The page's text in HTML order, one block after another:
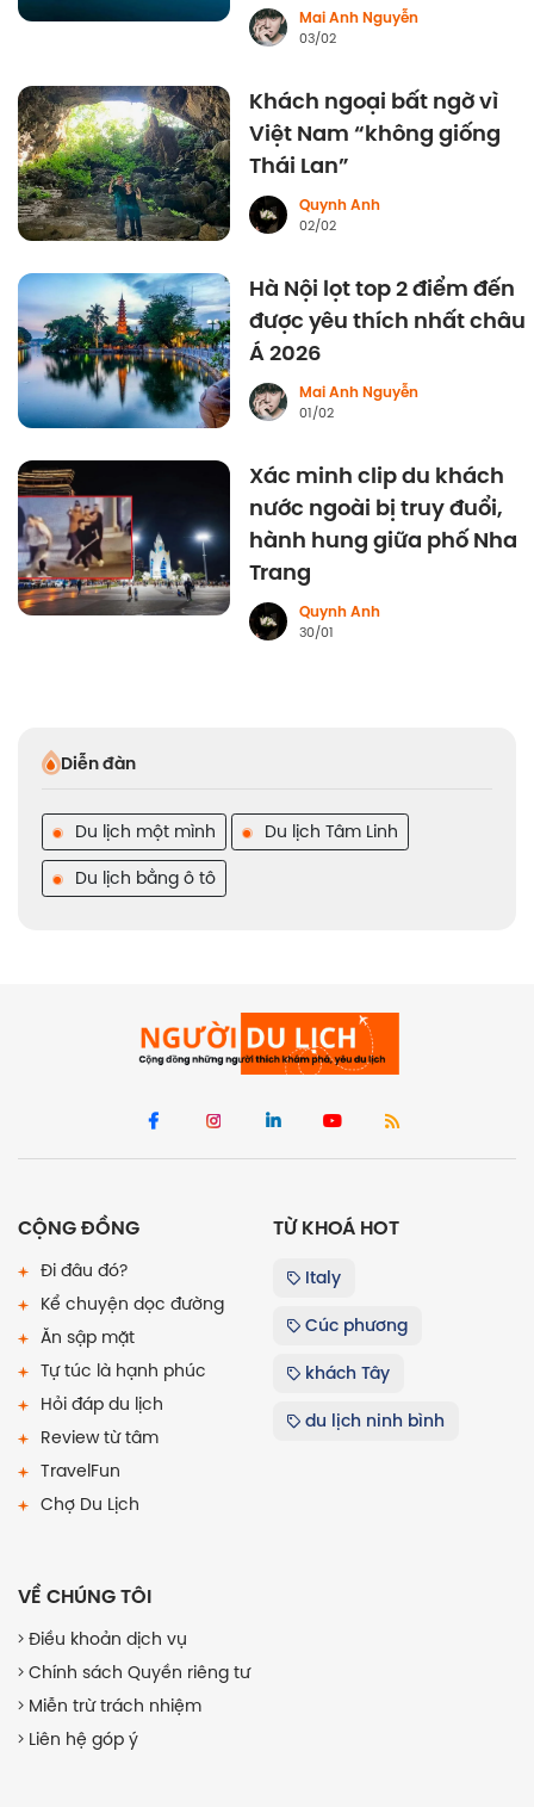
Mai Anh Nguyễn
03/02
Khách ngoại bất ngờ vì
Việt Nam “không giống
Thái Lan”
Quynh Anh
02/02
Hà Nội lọt top 2 điểm đến
được yêu thích nhất châu
Á 2026
Mai Anh Nguyễn
01/02
Xác minh clip du khách
nước ngoài bị truy đuổi,
hành hung giữa phố Nha
Trang
Quynh Anh
30/01
Diễn đàn
Du lịch một mình
Du lịch Tâm Linh
Du lịch bằng ô tô
CỘNG ĐỒNG
Đi đâu đó?
Kể chuyện dọc đường
Ăn sập mặt
Tự túc là hạnh phúc
Hỏi đáp du lịch
Review từ tâm
TravelFun
Chợ Du Lịch
TỪ KHOÁ HOT
Italy
Cúc phương
khách Tây
du lịch ninh bình
VỀ CHÚNG TÔI
Điều khoản dịch vụ
Chính sách Quyền riêng tư
Miễn trừ trách nhiệm
Liên hệ góp ý